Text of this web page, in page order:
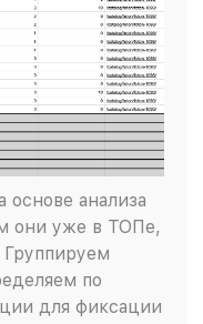
анализа
они уже в ТОПе,
по
для фиксации